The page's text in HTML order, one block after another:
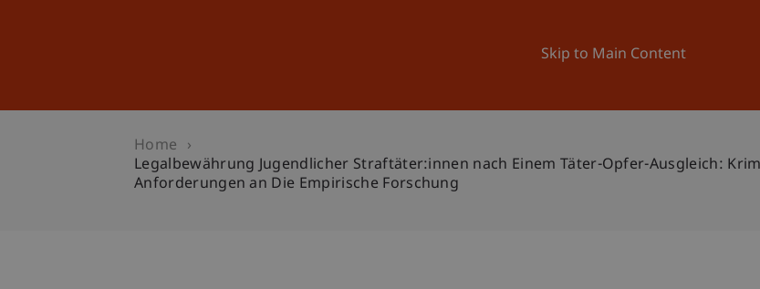
Skip to Main Content
University News and
Home
Legalbewährung Jugendlicher Straftäter:innen nach Einem Täter-Opfer-Ausgleich:
Anforderungen an Die Empirische Forschung